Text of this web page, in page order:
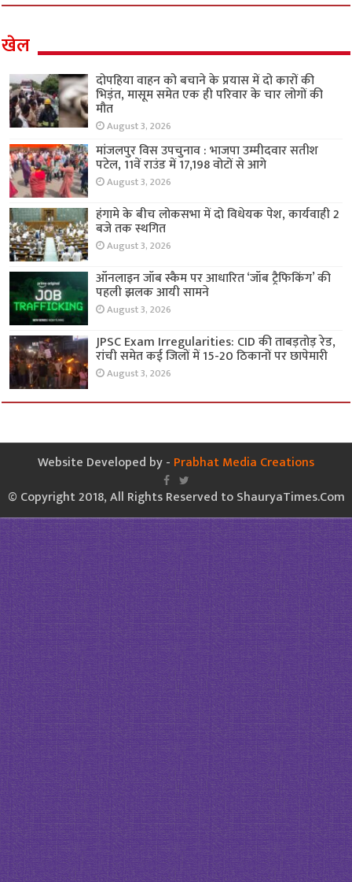
खेल
दोपहिया वाहन को बचाने के प्रयास में दो कारों की
भिड़ंत, मासूम समेत एक ही परिवार के चार लोगों की
मौत
August 3, 2026
मांजलपुर विस उपचुनाव : भाजपा उम्मीदवार सतीश
पटेल, 11वें राउंड में 17,198 वोटों से आगे
August 3, 2026
हंगामे के बीच लोकसभा में दो विधेयक पेश, कार्यवाही 2
बजे तक स्थगित
August 3, 2026
ऑनलाइन जॉब स्कैम पर आधारित ‘जॉब ट्रैफिकिंग’ की
पहली झलक आयी सामने
August 3, 2026
JPSC Exam Irregularities: CID की ताबड़तोड़ रेड,
रांची समेत कई जिलों में 15-20 ठिकानों पर छापेमारी
August 3, 2026
Website Developed by - Prabhat Media Creations
© Copyright 2018, All Rights Reserved to ShauryaTimes.Com